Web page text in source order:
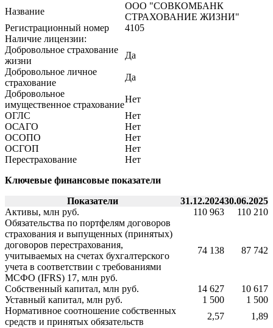
Название
ООО "СОВКОМБАНК
СТРАХОВАНИЕ ЖИЗНИ"
Регистрационный номер
4105
Наличие лицензии:
Добровольное страхование
жизни
Да
Добровольное личное
страхование
Да
Добровольное
имущественное страхование
Нет
ОГЛС
Нет
ОСАГО
Нет
ОСОПО
Нет
ОСГОП
Нет
Перестрахование
Нет
Ключевые финансовые показатели
Показатели
31.12.202430.06.2025
Активы, млн руб.
110 963
110 210
Обязательства по портфелям договоров
страхования и выпущенных (принятых)
договоров перестрахования,
учитываемых на счетах бухгалтерского
учета в соответствии с требованиями
МСФО (IFRS) 17, млн руб.
74 138 87 742
Собственный капитал, млн руб. 14 627
10 617
Уставный капитал, млн руб.
1 500
1 500
Нормативное соотношение собственных
средств и принятых обязательств
2,57 1,89